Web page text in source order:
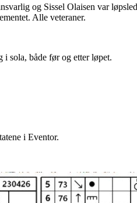
og Sissel Olaisen var
Alle veteraner.
i sola, både før og etter løpet.
i Eventor.